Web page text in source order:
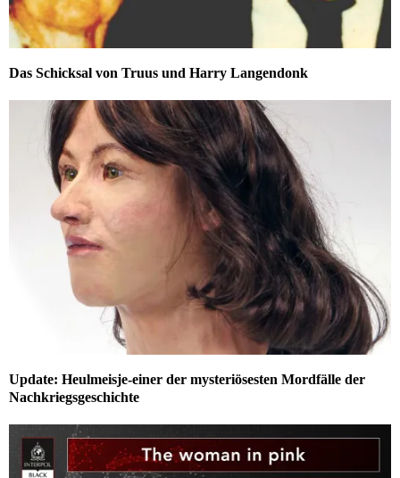
Das Schicksal von Truus und Harry Langendonk
Update: Heulmeisje-einer der mysteriösesten Mordfälle der
Nachkriegsgeschichte